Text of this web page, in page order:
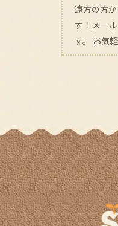
遠方の方
す！メー
す。 お気